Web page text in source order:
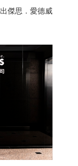
傑思．愛德威